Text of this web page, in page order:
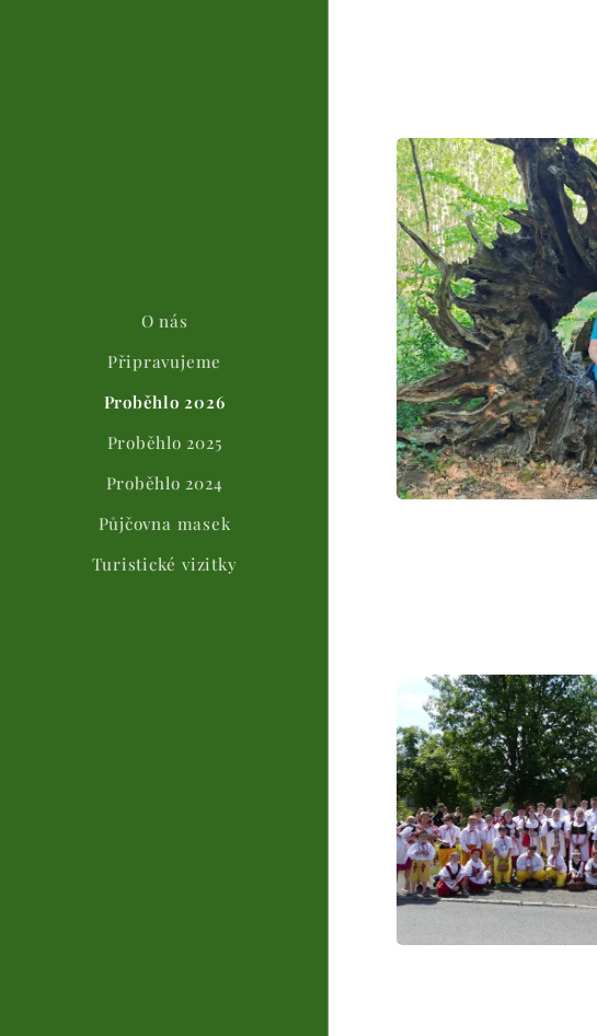
O nás
Připravujeme
Proběhlo 2026
Proběhlo 2025
Proběhlo 2024
Půjčovna masek
Turistické vizitky